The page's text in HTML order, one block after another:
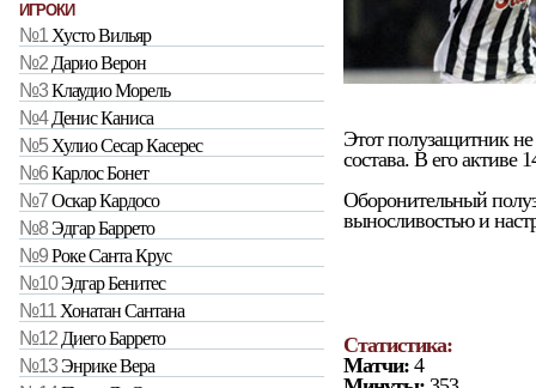
ИГРОКИ
№1 Хусто Вильяр
№2 Дарио Верон
№3Клаудио Морель
№4 Денис Каниса
№5 Хулио Сесар Касерес
№6Карлос Бонет
№7Оскар Кардосо
№8Эдгар Баррето
№9Роке Санта Крус
№10Эдгар Бенитес
№11 Хонатан Сантана
№12 Диего Баррето
№13Энрике Вера
Этот полузащитник не
состава. В его активе
Оборонительный
выносливостью и
Статистика:
Матчи: 4